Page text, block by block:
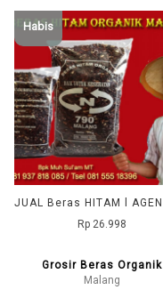
Habis
Rp 26.998
Grosir Beras Organik
Malang